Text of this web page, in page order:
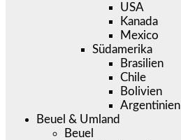
USA
Kanada
Mexico
Südamerika
Brasilien
Chile
Bolivien
Argentinien
Beuel & Umland
Beuel